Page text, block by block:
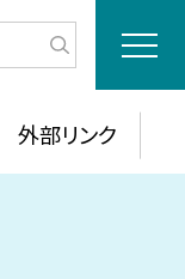
外部リンク